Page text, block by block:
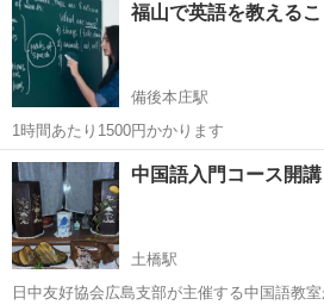
気軽にどうぞ。費用は、3カ月19000円。曜
て決めます。問い合わせは082...
福山で英語を教える
備後本庄駅
1時間あたり1500円かかります
広島 福山市 備後本庄駅 日本語
中国語入門コース
土橋駅
日中友好協会広島支部が主催する中国語教室